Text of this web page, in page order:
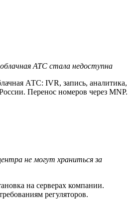
АТС стала недоступна
АТС: IVR, запись, аналитика,
Перенос номеров через MNP.
не могут храниться за
на серверах компании.
регуляторов.